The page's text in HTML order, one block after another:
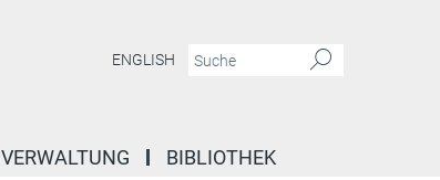
ENGLISH
VERWALTUNG BIBLIOTHEK